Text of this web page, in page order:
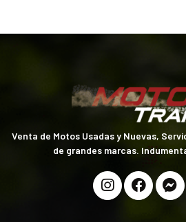
Venta de Motos Usadas y Nuevas,
de grandes marcas.